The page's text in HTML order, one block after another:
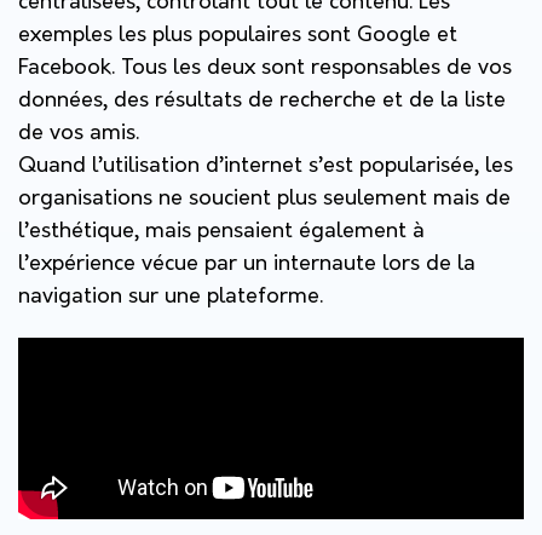
exemples les plus populaires sont Google et
Facebook. Tous les deux sont responsables de vos
données, des résultats de recherche et de la liste
de vos amis.
Quand l’utilisation d’internet s’est popularisée, les
organisations ne soucient plus seulement mais de
l’esthétique, mais pensaient également à
l’expérience vécue par un internaute lors de la
navigation sur une plateforme.